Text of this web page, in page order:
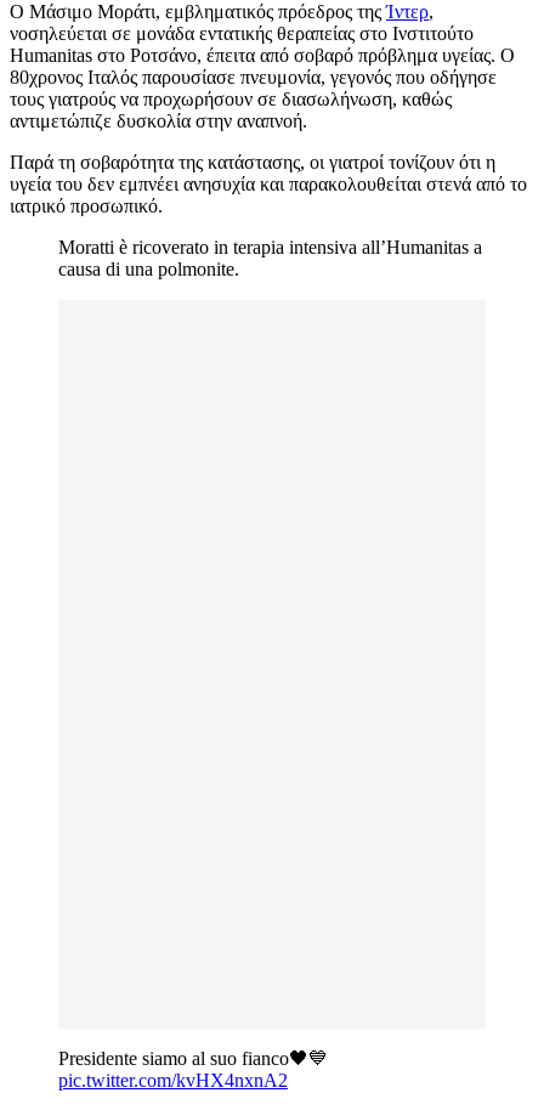
Ο Μάσιμο Μοράτι, εμβληματικός πρόεδρος τηςΊντερ,
νοσηλεύεται σε μονάδα εντατικής θεραπείας στο Ινστιτούτο
Humanitas στο Ροτσάνο, έπειτα από σοβαρό πρόβλημα υγείας. Ο
80χρονος Ιταλός παρουσίασε πνευμονία, γεγονός που οδήγησε
τους γιατρούς να προχωρήσουν σε διασωλήνωση, καθώς
αντιμετώπιζε δυσκολία στην αναπνοή.
Παρά τη σοβαρότητα της κατάστασης, οι γιατροί τονίζουν ότι η
υγεία του δεν εμπνέει ανησυχία και παρακολουθείται στενά από το
ιατρικό προσωπικό.
Moratti è ricoverato in terapia intensiva all’Humanitas a
causa di una polmonite.
Presidente siamo al suo fianco🖤💙
pic.twitter.com/kvHX4nxnA2